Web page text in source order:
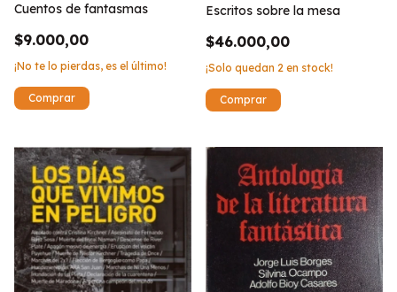
Cuentos de fantasmas
$9.000,00
¡No te lo pierdas, es el último!
Escritos sobre la mesa
$46.000,00
¡Solo quedan 2 en stock!